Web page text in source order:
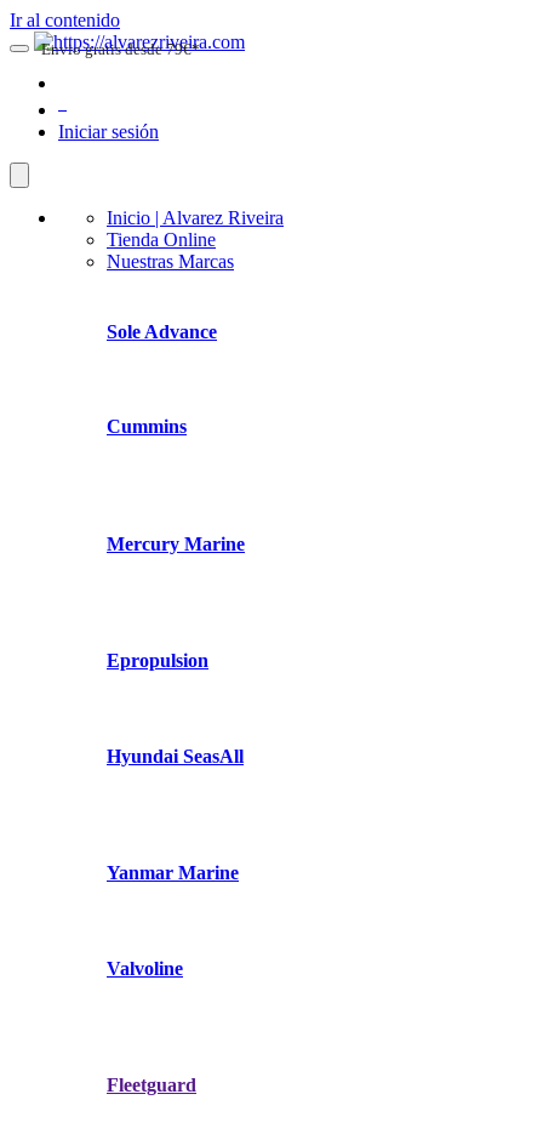
Ir al contenido
Iniciar sesión
Inicio | Alvarez Riveira
Tienda Online
Nuestras Marcas
Sole Advance
Cummins
Mercury Marine
Epropulsion
Hyundai SeasAll
Yanmar Marine
Valvoline
Fleetguard
Envio gratis desde 79€*